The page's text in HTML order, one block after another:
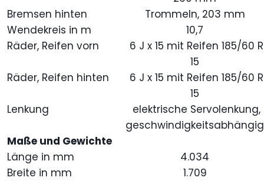
Bremsen hinten
Trommeln, 203 mm
Wendekreis in m
10,7
Räder, Reifen vorn
6 J x 15 mit Reifen 185/60 R
15
Räder, Reifen hinten
6 J x 15 mit Reifen 185/60 R
15
Lenkung
elektrische Servolenkung,
Maße und Gewichte
Länge in mm
4.034
Breite in mm
1.709